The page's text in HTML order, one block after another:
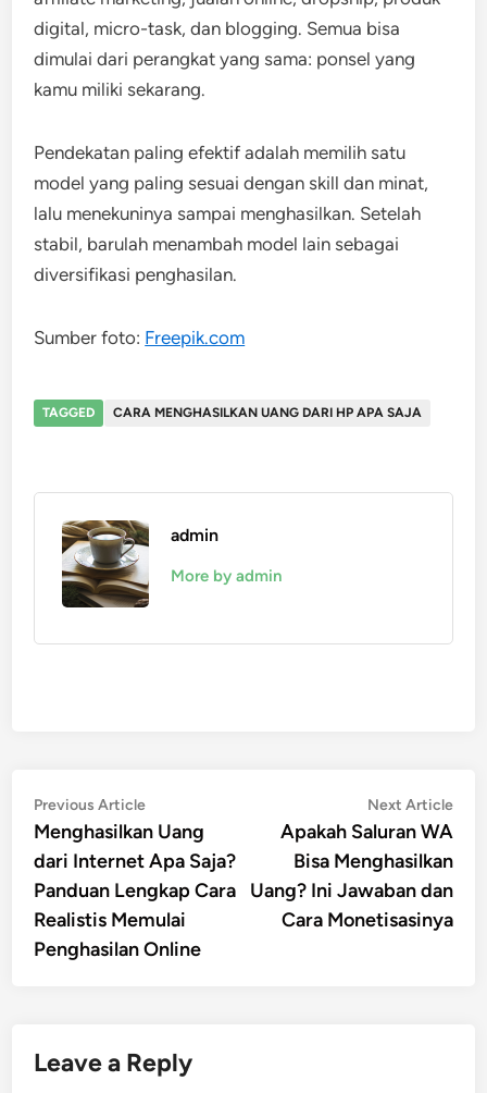
digital, micro-task, dan blogging. Semua bisa
dimulai dari perangkat yang sama: ponsel yang
kamu miliki sekarang.
Pendekatan paling efektif adalah memilih satu
model yang paling sesuai dengan skill dan minat,
lalu menekuninya sampai menghasilkan. Setelah
stabil, barulah menambah model lain sebagai
diversifikasi penghasilan.
Sumber foto: Freepik.com
TAGGED CARA MENGHASILKAN UANG DARI HP APA SAJA
admin
More by admin
Post
navigation
Previous ArticlePrevious
article:
Menghasilkan Uang
dari Internet Apa Saja?
Panduan Lengkap Cara
Realistis Memulai
Penghasilan Online
Next Article
Apakah Saluran WA
Bisa Menghasilkan
Uang? Ini Jawaban dan
Cara Monetisasinya
Leave a Reply